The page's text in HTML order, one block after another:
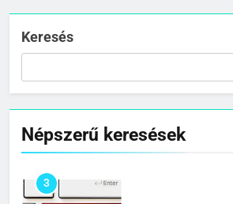
Keresés
Népszerű keresések
2
Cingár jelentése
C BETŰS SZAVAK
3